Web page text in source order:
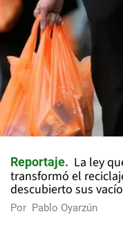
Reportaje
La ley
transformó el
descubierto sus
Por Pablo Oyarzún